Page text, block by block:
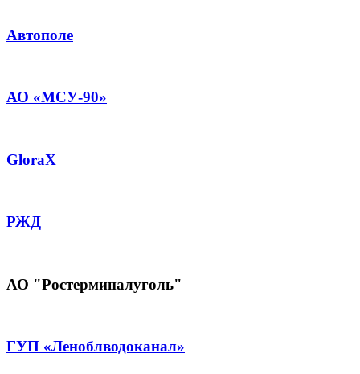
Автополе
АО «МСУ-90»
GloraX
РЖД
АО "Ростерминалуголь"
ГУП «Леноблводоканал»